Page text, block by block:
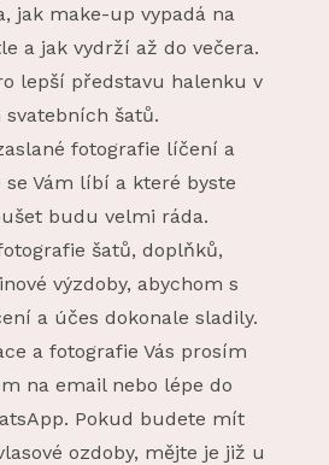
jak make-up vypadá na
a jak vydrží až do večera.
lepší představu halenku v
svatebních šatů.
fotografie líčení a
se Vám líbí a které byste
budu velmi ráda.
šatů, doplňků,
výzdoby, abychom s
a účes dokonale sladily.
a fotografie Vás prosím
na email nebo lépe do
Pokud budete mít
ozdoby, mějte je již u